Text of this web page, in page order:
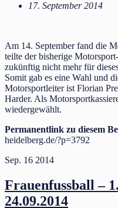
17. September 2014
Am 14. September fand die
teilte der bisherige
zukünftig nicht mehr für
Somit gab es eine Wahl und
Motorsportleiter ist Florian
Harder. Als
wiedergewählt.
Permanentlink zu diesem
heidelberg.de/?p=3792
Sep. 16 2014
Frauenfussball –
24.09.2014